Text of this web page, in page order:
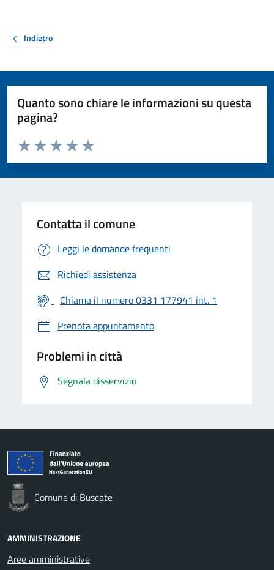
Indietro
Quanto sono chiare le informazioni su questa
pagina?
Valuta da 1 a 5 stelle la pagina
Valuta 5 stelle su 5
Valuta 4 stelle su 5
Valuta 3 stelle su 5
Valuta 2 stelle su 5
Valuta 1 stelle su 5
Contatta il comune
Leggi le domande frequenti
Richiedi assistenza
Chiama il numero 0331 177941 int. 1
Prenota appuntamento
Problemi in città
Segnala disservizio
Comune di Buscate
AMMINISTRAZIONE
Aree amministrative